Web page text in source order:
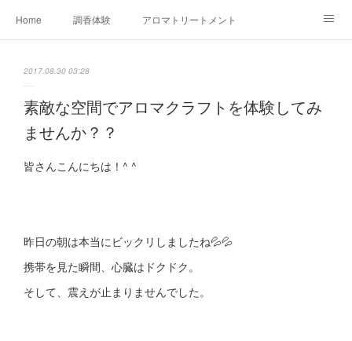
Home 調香体験 アロマトリートメントMenu
Ameblo
2017.08.30 03:28
素敵な空間でアロマクラフトを体験してみ
ませんか？？
皆さんこんにちは！^ ^
昨日の朝は本当にビックリしましたね💦💦
携帯を見た瞬間、心臓はドクドク。
そして、震えが止まりませんでした。